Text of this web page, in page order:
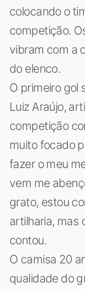
colocando o
competição.
vibram com a
do elenco.
O primeiro gol
Luiz Araújo,
competição
muito focado
fazer o meu
vem me
grato, estou
artilharia, mas
contou.
O camisa 20
qualidade do